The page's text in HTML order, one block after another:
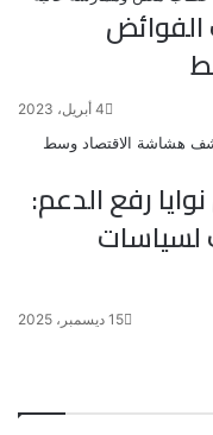
الفوائض
4 أبريل، 2023
رفع الدعم:
لسياسات
15 ديسمبر، 2025